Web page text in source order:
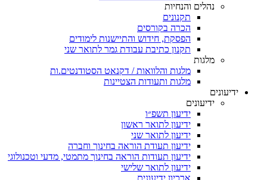
נהלים והנחיות
תקנונים
הכרה בקורסים
הפסקת, חידוש והתיישנות לימודים
תקנון כתיבת עבודת גמר לתואר שני
מלגות
מלגות והלוואות / דקנאט הסטודנטים.ות
מלגות ותעודות הצטיינות
ידיעונים
ידיעונים
ידיעון תשפ״ו
ידיעון לתואר ראשון
ידיעון לתואר שני
ידיעון תעודת הוראה בחינוך וחברה
ידיעון תעודות הוראה בחינוך מתמטי, מדעי וטכנולוגי
ידיעון לתואר שלישי
ארכיון ידיעונים